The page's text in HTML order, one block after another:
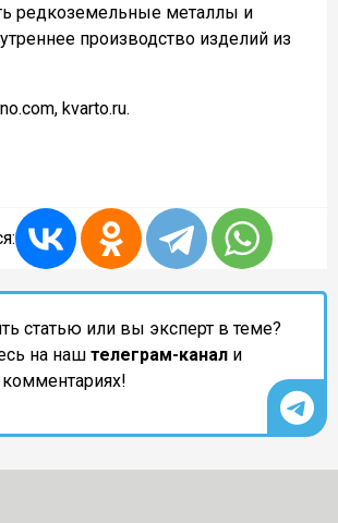
редкоземельные металлы и
производство изделий из
kvarto.ru.
статью или вы эксперт в теме?
на наш телеграм-канал и